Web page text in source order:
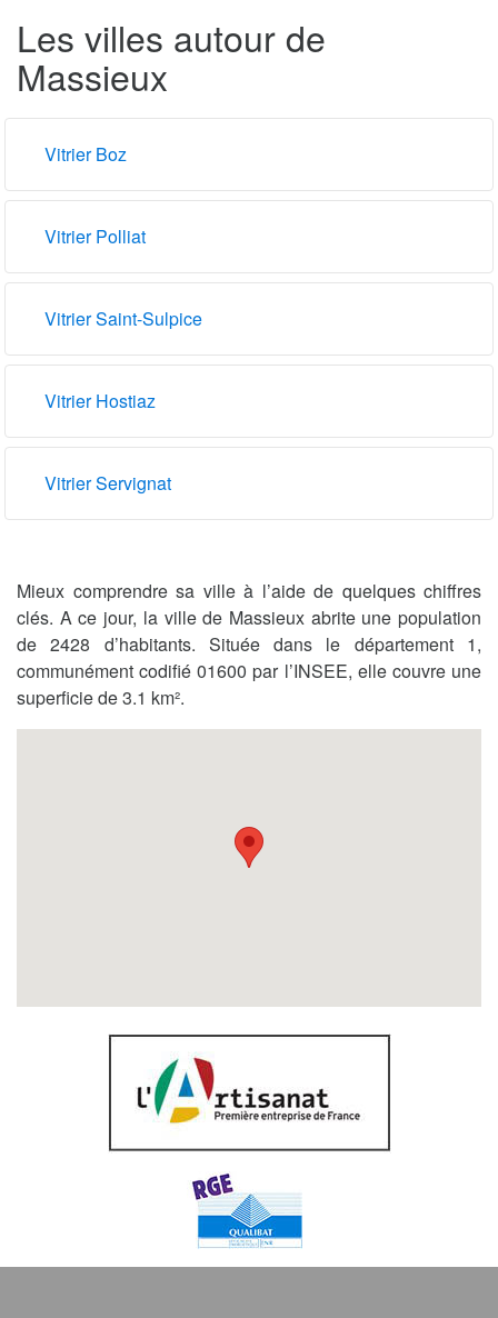
Les villes autour de
Massieux
Vitrier Boz
Vitrier Polliat
Vitrier Saint-Sulpice
Vitrier Hostiaz
Vitrier Servignat
Mieux comprendre sa ville à l’aide de quelques chiffres
clés. A ce jour, la ville de Massieux abrite une population
de 2428 d’habitants. Située dans le département 1,
communément codifié 01600 par l’INSEE, elle couvre une
superficie de 3.1 km².